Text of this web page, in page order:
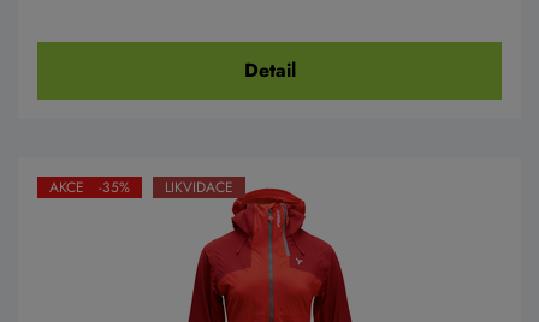
Detail
AKCE -35% LIKVIDACE